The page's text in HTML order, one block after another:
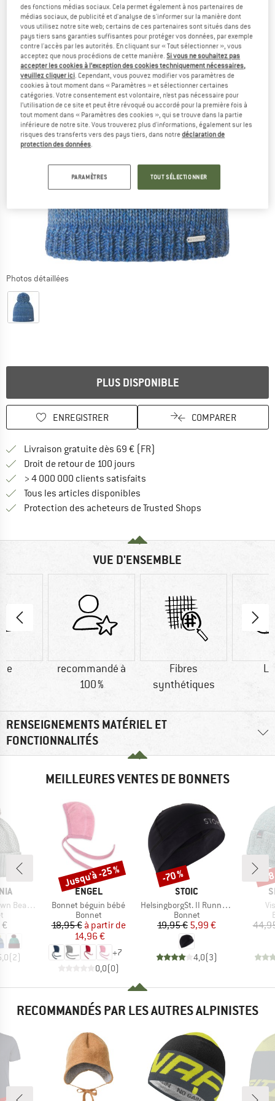
Photos détaillées
PLUS DISPONIBLE
ENREGISTRER COMPARER
Livraison gratuite dès 69 € (FR)
Droit de retour de 100 jours
> 4 000 000 clients satisfaits
Tous les articles disponibles
Protection des acheteurs de Trusted Shops
VUE D'ENSEMBLE
recommandé à
100 %
Fibres
synthétiques
RENSEIGNEMENTS MATÉRIEL ET
FONCTIONNALITÉS
MEILLEURES VENTES DE BONNETS
Beanie
group
(2)
MARQUE
ENGEL
Article
Bonnet béguin bébé
Product group
Bonnet
Prix
18,95 € Prix réduit
à partir de
14,96 €
+7
0,0(0)
Remise
Jusqu'à -25 %
MARQUE
STOIC
Article
HelsingborgSt. II Running Hat
Product group
Bonnet
Prix
19,95 €Prix réduit
5,99 €
4,0(3)
Remise
-70 % -
RECOMMANDÉS PAR LES AUTRES ALPINISTES
des fonctions médias sociaux. Cela permet également à nos partenaires de
médias sociaux, de publicité et d'analyse de s'informer sur la manière dont
vous utilisez notre site web; certains de ces partenaires sont situés dans des
pays tiers sans garanties suffisantes pour protéger vos données, par exemple
contre l'accès par les autorités. En cliquant sur « Tout sélectionner », vous
acceptez que nous procédions de cette manière.Si vous ne souhaitez pas
accepter les cookies à l’exception des cookies techniquement nécessaires,
veuillez cliquer ici. Cependant, vous pouvez modifier vos paramètres de
cookies à tout moment dans « Paramètres » et sélectionner certaines
catégories. Votre consentement est volontaire, n’est pas nécessaire pour
l’utilisation de ce site et peut être révoqué ou accordé pour la première fois à
tout moment dans « Paramètres des cookies », qui se trouve dans la partie
inférieure de notre site. Vous trouverez plus d'informations, également sur les
risques des transferts vers des pays tiers, dans notredéclaration de
protection des données.
PARAMÈTRES TOUT SÉLECTIONNER